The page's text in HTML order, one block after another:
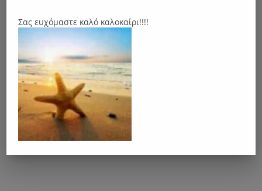
Σας ευχόμαστε καλό καλοκαίρι!!!!